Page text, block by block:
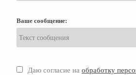
Ваше сообщение:
Даю согласие на обработку